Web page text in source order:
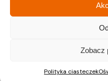
Zobacz
Polityka ciasteczek
Mieszkania na sprzedaż
Nieruchomości Gliwice